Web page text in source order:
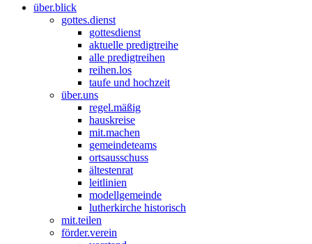
über.blick
gottes.dienst
gottesdienst
aktuelle predigtreihe
alle predigtreihen
reihen.los
taufe und hochzeit
über.uns
regel.mäßig
hauskreise
mit.machen
gemeindeteams
ortsausschuss
ältestenrat
leitlinien
modellgemeinde
lutherkirche historisch
mit.teilen
förder.verein